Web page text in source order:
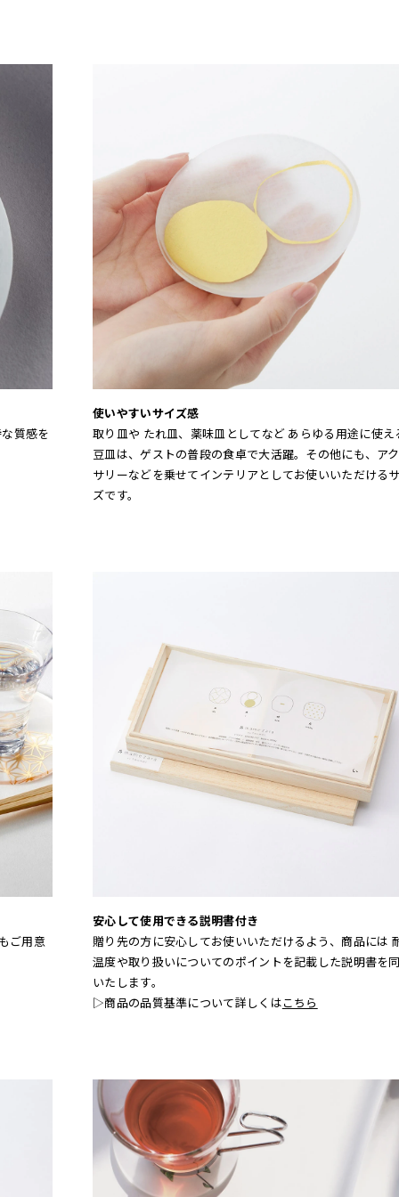
質感を
使いやすいサイズ感
取り皿や たれ皿、薬味皿としてなど あらゆる用途に使え
豆皿は、ゲストの普段の食卓で大活躍。その他にも、ア
サリーなどを乗せてインテリアとしてお使いいただける
ズです。
ご用意
安心して使用できる説明書付き
贈り先の方に安心してお使いいただけるよう、商品には
温度や取り扱いについてのポイントを記載した説明書を
いたします。
▷商品の品質基準について詳しくはこちら